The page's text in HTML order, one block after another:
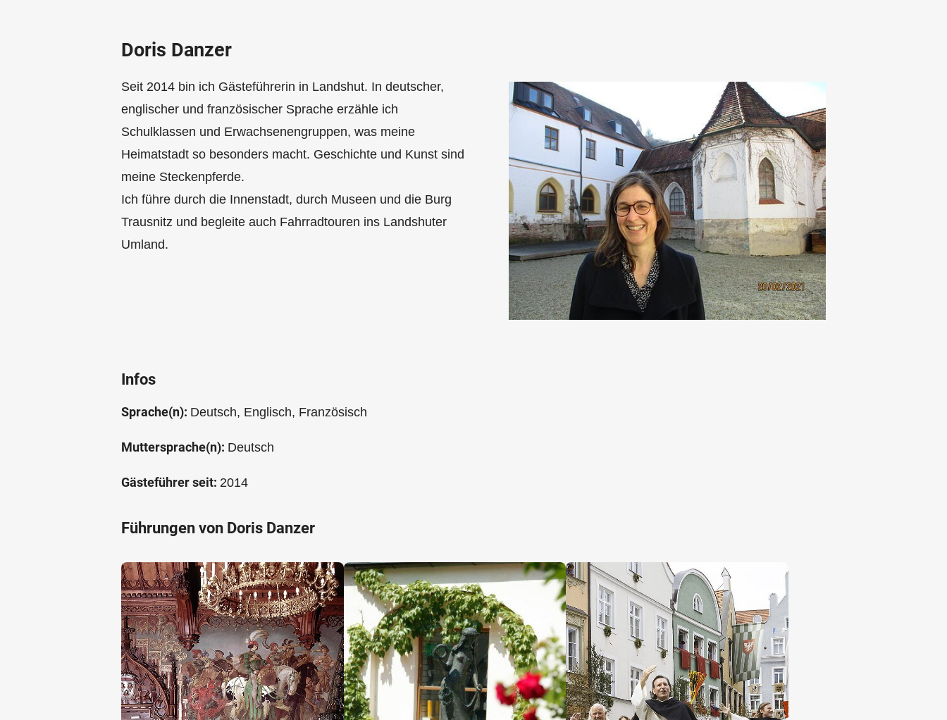
Doris Danzer
Seit 2014 bin ich Gästeführerin in Landshut. In deutscher,
englischer und französischer Sprache erzähle ich
Schulklassen und Erwachsenengruppen, was meine
Heimatstadt so besonders macht. Geschichte und Kunst sind
meine Steckenpferde.
Ich führe durch die Innenstadt, durch Museen und die Burg
Trausnitz und begleite auch Fahrradtouren ins Landshuter
Umland.
Infos
Sprache(n): Deutsch, Englisch, Französisch
Muttersprache(n): Deutsch
Gästeführer seit: 2014
Führungen von Doris Danzer